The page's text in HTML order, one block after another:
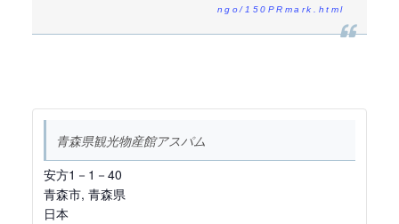
ngo/150PRmark.html
青森県観光物産館アスパム
安方1－1－40
青森市, 青森県
日本